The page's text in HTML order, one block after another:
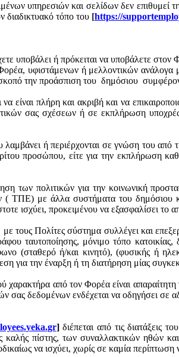
υπηρεσιών και σελίδων δεν επιθυμεί
διαδικτυακό τόπο του [https://
υποβάλει ή πρόκειται να υποβάλετε στον
υφιστάμενων ή μελλοντικών ανάλογα
την προάσπιση του δημόσιου
είναι πλήρη και ακριβή και να
σας σχέσεων ή σε εκπλήρωση
ή περιέρχονται σε γνώση του από
προσώπου, είτε για την εκπλήρωση
των πολιτικών για την κοινωνική
( ΤΠΕ) με άλλα συστήματα του δημόσιου
ισχύει, προκειμένου να εξασφαλίσει το
με τους Πολίτες σύστημα συλλέγει και
ταυτοποίησης, μόνιμο τόπο
(σταθερό ή/και κινητό), (φυσικής ή
για την έναρξη ή τη διατήρηση μίας
από τον Φορέα είναι
σας δεδομένων ενδέχεται να οδηγήσει σε
.yeka.gr]διέπεται από τις διατάξεις
καλής πίστης, των συναλλακτικών ηθών
να ισχύει, χωρίς σε καμία περίπτωση